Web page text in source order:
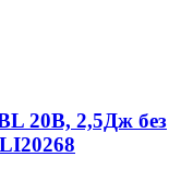
20В, 2,5Дж без